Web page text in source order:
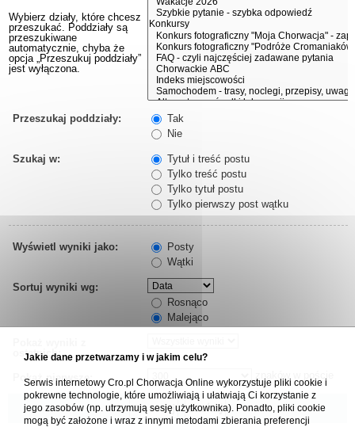
Wybierz działy, które chcesz
przeszukać. Poddziały są
przeszukiwane
automatycznie, chyba że
opcja „Przeszukuj poddziały”
jest wyłączona.
Przeszukaj poddziały:
Tak
Nie
Szukaj w:
Tytuł i treść postu
Tylko treść postu
Tylko tytuł postu
Tylko pierwszy post wątku
Wyświetl wyniki jako:
Posty
Wątki
Sortuj wyniki wg:
Rosnąco
Malejąco
ostatnich:
Pokaż pierwsze:
Jakie dane przetwarzamy i w jakim celu?
Serwis internetowy Cro.pl Chorwacja Online wykorzystuje pliki cookie i
pokrewne technologie, które umożliwiają i ułatwiają Ci korzystanie z
jego zasobów (np. utrzymują sesję użytkownika). Ponadto, pliki cookie
mogą być założone i wraz z innymi metodami zbierania preferencji